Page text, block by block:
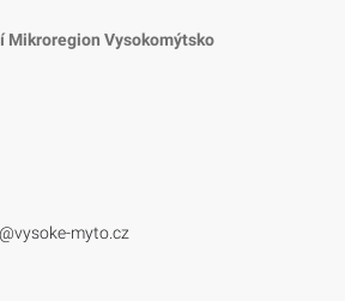
Mikroregion Vysokomýtsko
myto.cz